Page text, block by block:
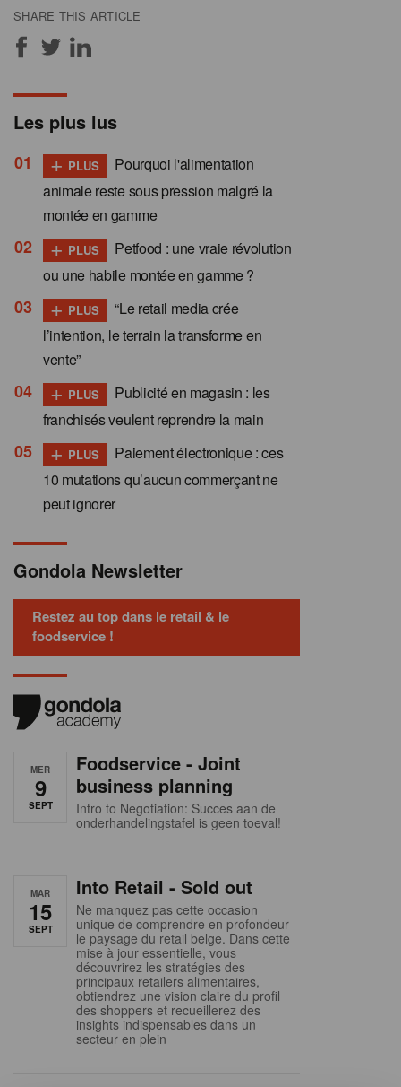
SHARE THIS ARTICLE
Les plus lus
+ PLUS
Pourquoi l'alimentation
animale reste sous pression malgré la
montée en gamme
+ PLUS
Petfood : une vraie révolution
ou une habile montée en gamme ?
+ PLUS
“Le retail media crée
l’intention, le terrain la transforme en
vente”
+ PLUS
Publicité en magasin : les
franchisés veulent reprendre la main
+ PLUS
Paiement électronique : ces
10 mutations qu’aucun commerçant ne
peut ignorer
Gondola Newsletter
Restez au top dans le retail & le
foodservice !
MER
9
SEPT
Foodservice - Joint
business planning
Intro to Negotiation: Succes aan de
onderhandelingstafel is geen toeval!
MAR
15
SEPT
Into Retail - Sold out
Ne manquez pas cette occasion
unique de comprendre en profondeur
le paysage du retail belge. Dans cette
mise à jour essentielle, vous
découvrirez les stratégies des
principaux retailers alimentaires,
obtiendrez une vision claire du profil
des shoppers et recueillerez des
insights indispensables dans un
secteur en plein